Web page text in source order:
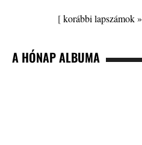
[korábbi lapszámok »
A HÓNAP ALBUMA